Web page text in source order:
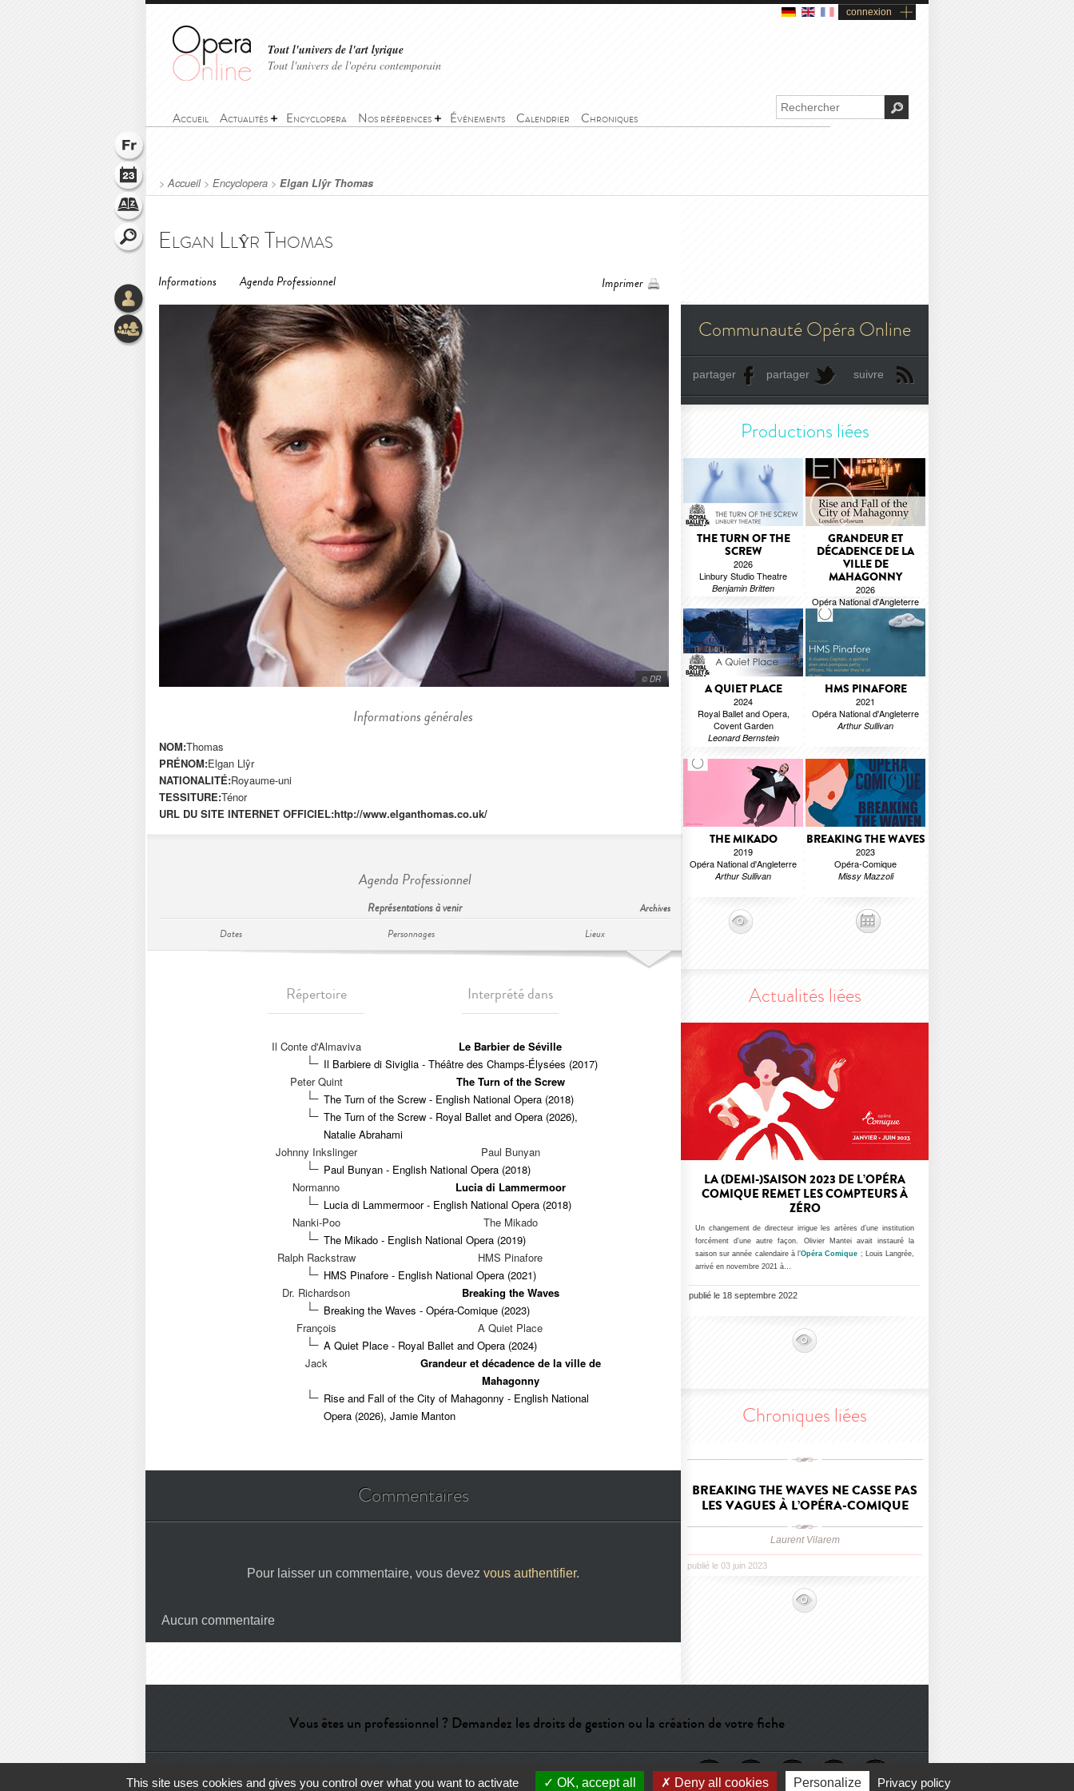
connexion
Tout l'univers de l'art lyrique
Tout l'univers de l'opéra contemporain
Accueil Actualités Encyclopera Nos références Événements Calendrier Chroniques
>Accueil> Encyclopera > Elgan Llŷr Thomas
Elgan Llŷr Thomas
Informations Agenda Professionnel Imprimer
© DR
Informations générales
NOM:Thomas
PRÉNOM:Elgan Llŷr
NATIONALITÉ:Royaume-uni
TESSITURE:Ténor
URL DU SITE INTERNET OFFICIEL:http://www.elganthomas.co.uk/
Agenda Professionnel
Représentations à venir Archives
Dates Personnages Lieux
Répertoire Interprété dans
Il Conte d'Almaviva
Le Barbier de Séville
Il Barbiere di Siviglia - Théâtre des Champs-Élysées (2017)
Peter Quint
The Turn of the Screw
The Turn of the Screw - English National Opera (2018)
The Turn of the Screw - Royal Ballet and Opera (2026),
Natalie Abrahami
Johnny Inkslinger
Paul Bunyan
Paul Bunyan - English National Opera (2018)
Normanno
Lucia di Lammermoor
Lucia di Lammermoor - English National Opera (2018)
Nanki-Poo
The Mikado
The Mikado - English National Opera (2019)
Ralph Rackstraw
HMS Pinafore
HMS Pinafore - English National Opera (2021)
Dr. Richardson
Breaking the Waves
Breaking the Waves - Opéra-Comique (2023)
François
A Quiet Place
A Quiet Place - Royal Ballet and Opera (2024)
Jack
Grandeur et décadence de la ville de
Mahagonny
Rise and Fall of the City of Mahagonny - English National
Opera (2026), Jamie Manton
Commentaires
Pour laisser un commentaire, vous devez vous authentifier.
Aucun commentaire
Communauté Opéra Online
partager partager suivre
Productions liées
THE TURN OF THE
SCREW
2026
Linbury Studio Theatre
Benjamin Britten
GRANDEUR ET
DÉCADENCE DE LA
VILLE DE
MAHAGONNY
2026
Opéra National d'Angleterre
A QUIET PLACE
2024
Royal Ballet and Opera,
Covent Garden
Leonard Bernstein
HMS PINAFORE
2021
Opéra National d'Angleterre
Arthur Sullivan
THE MIKADO
2019
Opéra National d'Angleterre
Arthur Sullivan
BREAKING THE WAVES
2023
Opéra-Comique
Missy Mazzoli
Actualités liées
LA (DEMI-)SAISON 2023 DE L’OPÉRA
COMIQUE REMET LES COMPTEURS À
ZÉRO
Un changement de directeur irrigue les artères d’une institution
forcément d’une autre façon. Olivier Mantei avait instauré la
saison sur année calendaire à l’Opéra Comique ; Louis Langrée,
arrivé en novembre 2021 à…
publié le 18 septembre 2022
Chroniques liées
BREAKING THE WAVES NE CASSE PAS
LES VAGUES À L’OPÉRA-COMIQUE
Laurent Vilarem
publié le 03 juin 2023
Vous êtes un professionnel ? Demandez les droits de gestion ou la création de votre fiche
Publicité
This site uses cookies and gives you control over what you want to activate
OK, accept all Deny all cookies Personalize Privacy policy